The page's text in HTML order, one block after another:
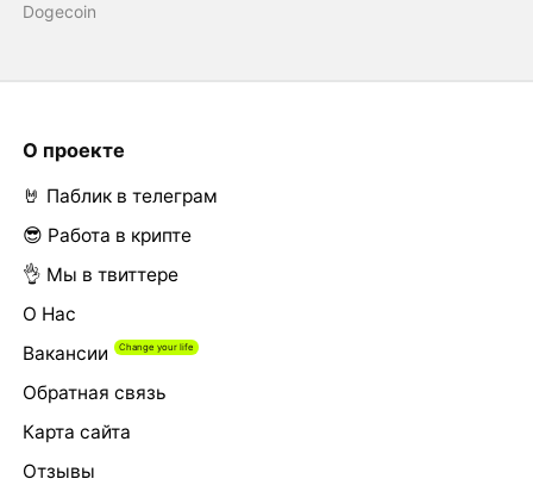
Dogecoin
О проекте
🤘 Паблик в телеграм
😎 Работа в крипте
👌 Мы в твиттере
О Нас
Вакансии
Обратная связь
Карта сайта
Отзывы